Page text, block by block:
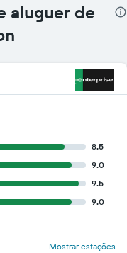
aluguer de
8.5
9.0
9.5
9.0
Mostrar estações